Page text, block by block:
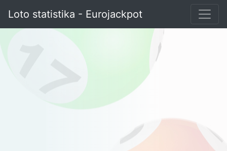
Loto statistika - Eurojackpot